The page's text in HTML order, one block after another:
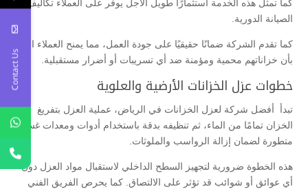
كما تمثل هذه الخدمة استثمارًا طويل الأجل يوفر على العملاء تكاليف
الصيانة الدورية.
كما تقدم الشركة ضمانًا حقيقيًا على جودة العمل، مما يمنح العملاء الثقة
بأن خزاناتهم محمية ومؤمنة ضد أي تسريبات أو أضرار مستقبلية.
خطوات عزل الخزانات الأرضية والعلوية
تبدأ أفضل شركة لعزل الخزانات في الرياض، عملية العزل بتفريغ
الخزان تمامًا من الماء، ثم تنظيفه بدقة باستخدام أدوات ومعدات غسيل
متطورة لضمان إزالة الرواسب والملوثات.
هذه الخطوة ضرورية لتجهيز السطح الداخلي لاستقبال مواد العزل دون
أي عوائق أو شوائب قد تؤثر على الالتصاق. كما يحرص الفريق الفني
Contact Us